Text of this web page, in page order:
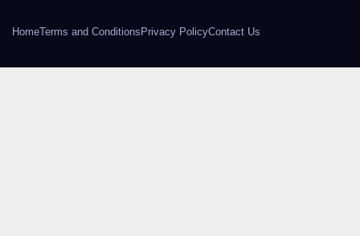
HomeTerms and Conditions Privacy PolicyContact Us